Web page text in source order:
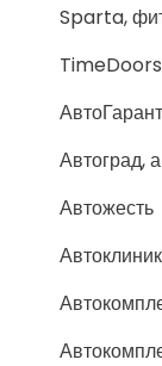
Sparta,
Автоград,
Автожесть